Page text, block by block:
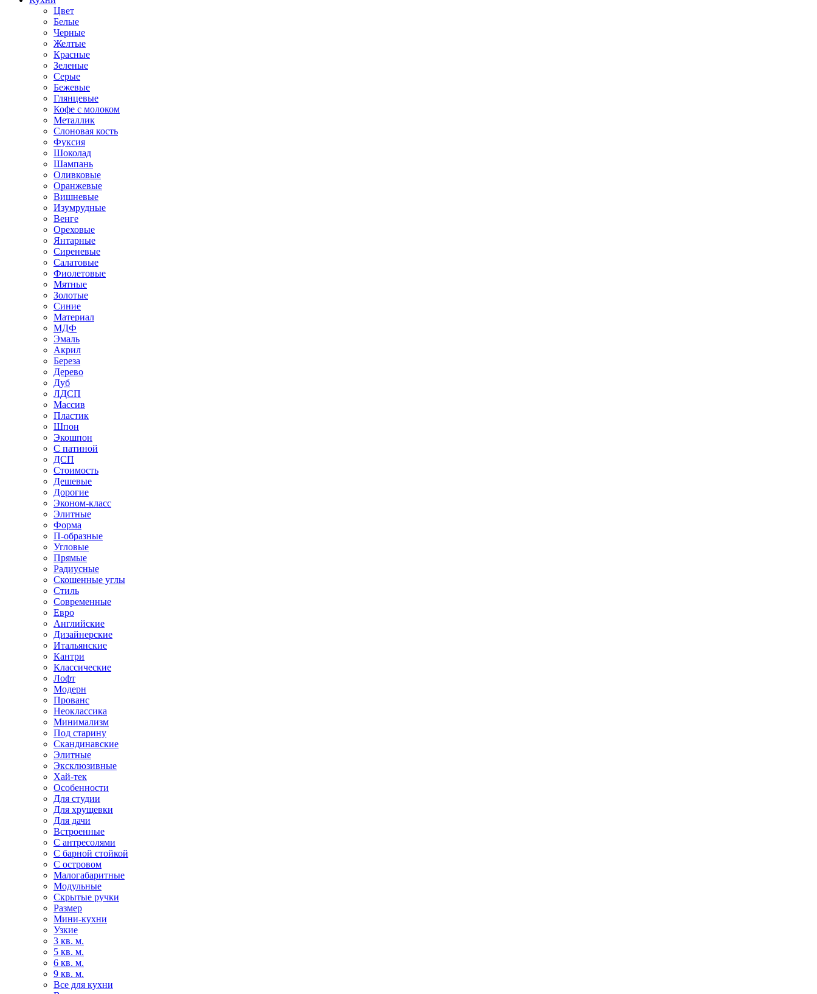
Цвет
Белые
Черные
Желтые
Красные
Зеленые
Серые
Бежевые
Глянцевые
Кофе с молоком
Металлик
Слоновая кость
Фуксия
Шоколад
Шампань
Оливковые
Оранжевые
Вишневые
Изумрудные
Венге
Ореховые
Янтарные
Сиреневые
Салатовые
Фиолетовые
Мятные
Золотые
Синие
Материал
МДФ
Эмаль
Акрил
Береза
Дерево
Дуб
ЛДСП
Массив
Пластик
Шпон
Экошпон
С патиной
ДСП
Стоимость
Дешевые
Дорогие
Эконом-класс
Элитные
Форма
П-образные
Угловые
Прямые
Радиусные
Скошенные углы
Стиль
Современные
Евро
Английские
Дизайнерские
Итальянские
Кантри
Классические
Лофт
Модерн
Прованс
Неоклассика
Минимализм
Под старину
Скандинавские
Элитные
Эксклюзивные
Хай-тек
Особенности
Для студии
Для хрущевки
Для дачи
Встроенные
С антресолями
С барной стойкой
С островом
Малогабаритные
Модульные
Скрытые ручки
Размер
Мини-кухни
Узкие
3 кв. м.
5 кв. м.
6 кв. м.
9 кв. м.
Все для кухни